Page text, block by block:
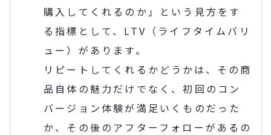
購入してくれるのか」という見方をす
る指標として、LTV（ライフタイムバリ
ュー）があります。
リピートしてくれるかどうかは、その商
品自体の魅力だけでなく、初回のコン
バージョン体験が満足いくものだった
か、その後のアフターフォローがあるの